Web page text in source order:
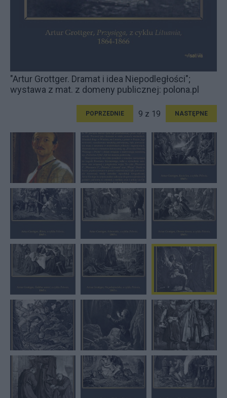
"Artur Grottger. Dramat i idea Niepodległości";
wystawa z mat. z domeny publicznej: polona.pl
POPRZEDNIE 9 z 19 NASTĘPNE